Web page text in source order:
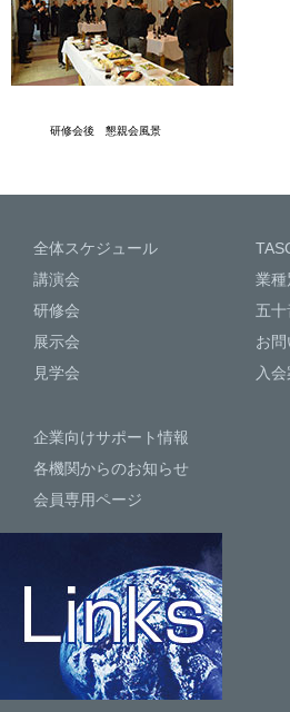
研修会後 懇親会風景
全体スケジュール
講演会
研修会
展示会
見学会
業種
五
お
入
企業向けサポート情報
各機関からのお知らせ
会員専用ページ